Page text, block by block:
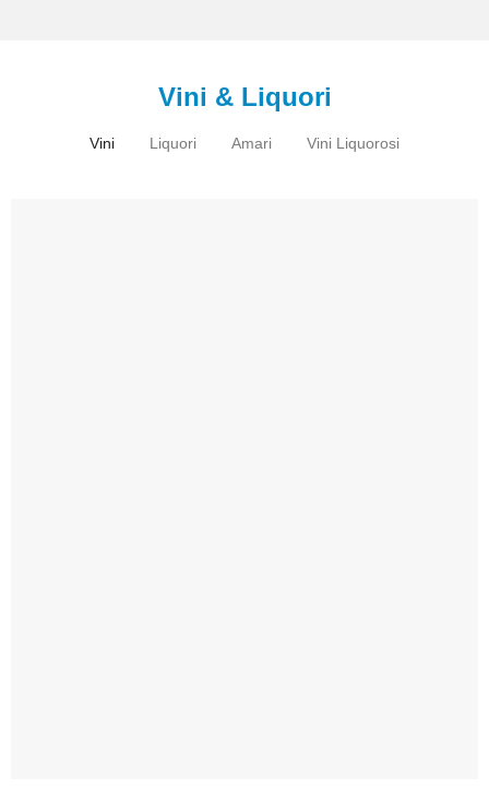
Vini & Liquori
Vini Liquori Amari Vini Liquorosi